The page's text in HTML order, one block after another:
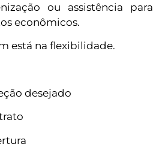
ou assistência para
econômicos.
está na flexibilidade.
desejado